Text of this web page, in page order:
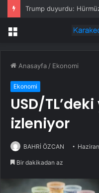
Trump duyurdu:
Menü
Anasayfa / Ekonomi
Ekonomi
USD/
izleniyor
BAHRİ ÖZCAN
Bir dakikadan az